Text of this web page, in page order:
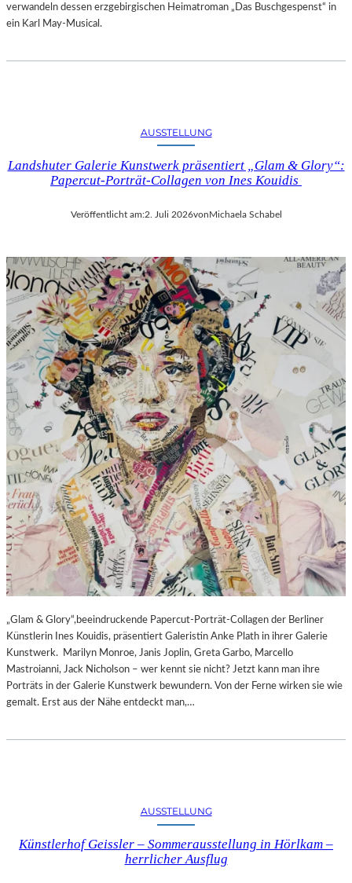
verwandeln dessen erzgebirgischen Heimatroman „Das Buschgespenst“ in
ein Karl May-Musical.
AUSSTELLUNG
Landshuter Galerie Kunstwerk präsentiert „Glam & Glory“:
Papercut-Porträt-Collagen von Ines Kouidis
Veröffentlicht am:2. Juli 2026vonMichaela Schabel
„Glam & Glory“,beeindruckende Papercut-Porträt-Collagen der Berliner
Künstlerin Ines Kouidis, präsentiert Galeristin Anke Plath in ihrer Galerie
Kunstwerk. Marilyn Monroe, Janis Joplin, Greta Garbo, Marcello
Mastroianni, Jack Nicholson – wer kennt sie nicht? Jetzt kann man ihre
Porträts in der Galerie Kunstwerk bewundern. Von der Ferne wirken sie wie
gemalt. Erst aus der Nähe entdeckt man,…
AUSSTELLUNG
Künstlerhof Geissler – Sommerausstellung in Hörlkam –
herrlicher Ausflug